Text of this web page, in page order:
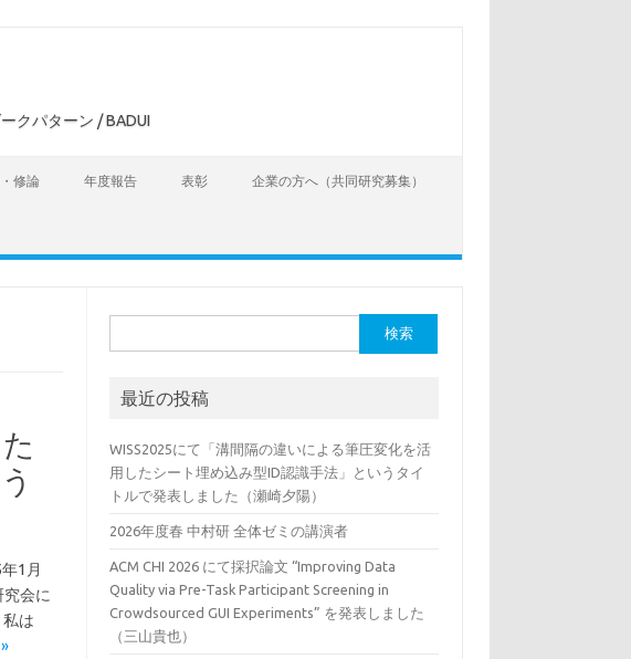
クパターン / BADUI
修論 年度報告 表彰 企業の方へ（共同研究募集）
1月
会に
は
索:
最近の投稿
WISS2025にて「溝間隔の違いによる筆圧変化を活
用したシート埋め込み型ID認識手法」というタイ
トルで発表しました（瀬崎夕陽）
2026年度春 中村研 全体ゼミの講演者
ACM CHI 2026 にて採択論文 “Improving Data
Quality via Pre-Task Participant Screening in
Crowdsourced GUI Experiments” を発表しました
（三山貴也）